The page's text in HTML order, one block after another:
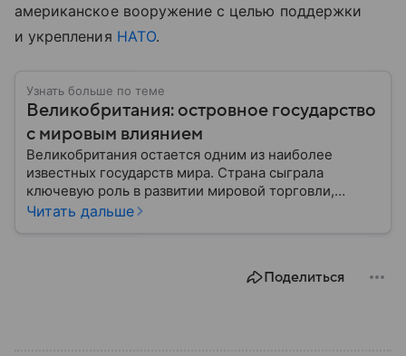
американское вооружение с целью поддержки
и укрепления НАТО.
Узнать больше по теме
Великобритания: островное государство
с мировым влиянием
Великобритания остается одним из наиболее
известных государств мира. Страна сыграла
ключевую роль в развитии мировой торговли,
промышленности, науки и международных
Читать дальше
Поделиться